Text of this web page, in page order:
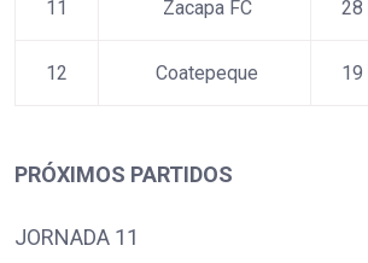
11 Zacapa FC 28
12 Coatepeque 19
PRÓXIMOS PARTIDOS
JORNADA 11